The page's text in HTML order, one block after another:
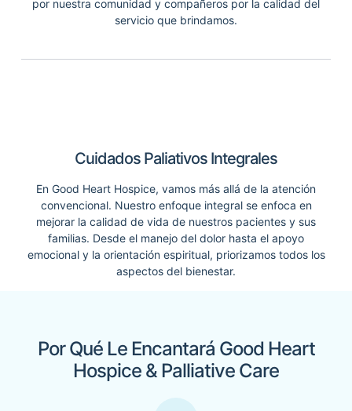
por nuestra comunidad y compañeros por la calidad del
servicio que brindamos.
Cuidados Paliativos Integrales
En Good Heart Hospice, vamos más allá de la atención
convencional. Nuestro enfoque integral se enfoca en
mejorar la calidad de vida de nuestros pacientes y sus
familias. Desde el manejo del dolor hasta el apoyo
emocional y la orientación espiritual, priorizamos todos los
aspectos del bienestar.
Por Qué Le Encantará Good Heart
Hospice & Palliative Care